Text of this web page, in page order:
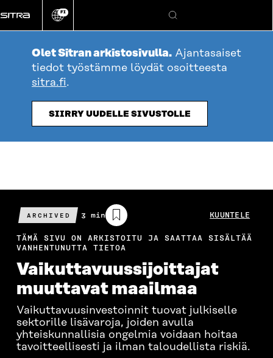
suoraan
sisältöön
Vaihda
kieli
FI
Hae
Olet Sitran arkistosivulla. Ajantasaiset
tiedot työstämme löydät osoitteesta
sitra.fi.
SIIRRY UUDELLE SIVUSTOLLE
ARCHIVED
Arvioitu
lukuaika
3 min KUUNTELE
TÄMÄ SIVU ON ARKISTOITU JA SAATTAA SISÄLTÄÄ
VANHENTUNUTTA TIETOA
Vaikuttavuussijoittajat
muuttavat maailmaa
Vaikuttavuusinvestoinnit tuovat julkiselle
sektorille lisävaroja, joiden avulla
yhteiskunnallisia ongelmia voidaan hoitaa
tavoitteellisesti ja ilman taloudellista riskiä.